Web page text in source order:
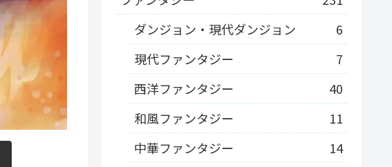
ダンジョン・現代ダンジョン
6
現代ファンタジー
7
西洋ファンタジー
40
和風ファンタジー
11
中華ファンタジー
14